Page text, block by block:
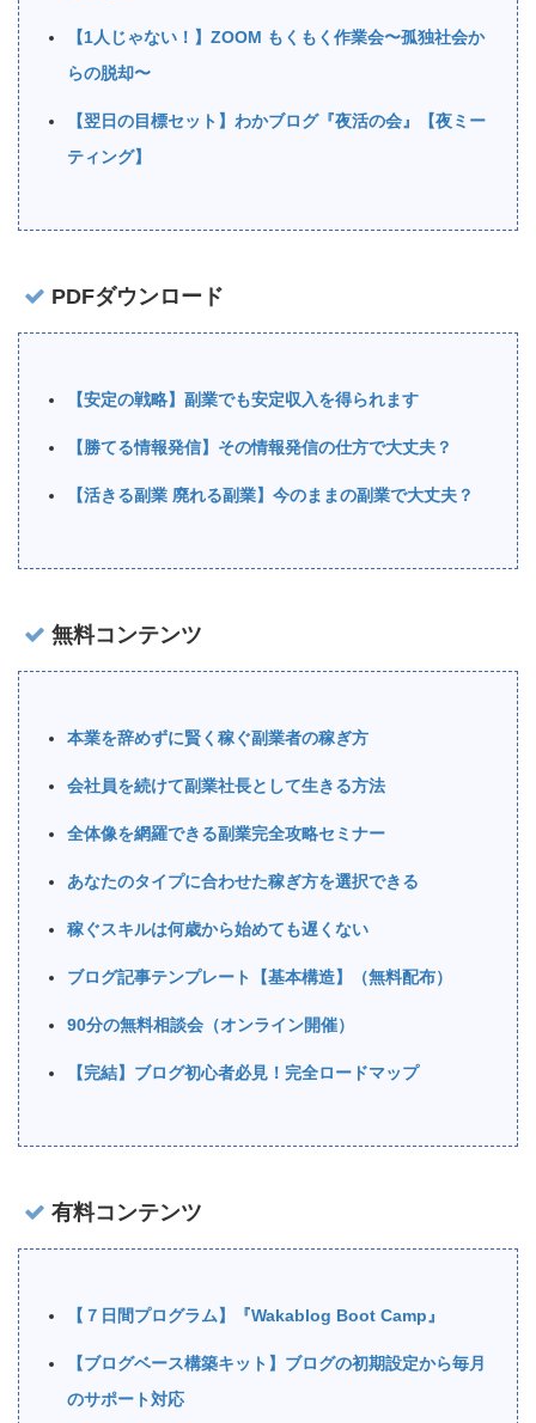
【1人じゃない！】ZOOM もくもく作業会〜孤独社会か
らの脱却〜
【翌日の目標セット】わかブログ『夜活の会』【夜ミー
ティング】
PDFダウンロード
【安定の戦略】副業でも安定収入を得られます
【勝てる情報発信】その情報発信の仕方で大丈夫？
【活きる副業 廃れる副業】今のままの副業で大丈夫？
無料コンテンツ
本業を辞めずに賢く稼ぐ副業者の稼ぎ方
会社員を続けて副業社長として生きる方法
全体像を網羅できる副業完全攻略セミナー
あなたのタイプに合わせた稼ぎ方を選択できる
稼ぐスキルは何歳から始めても遅くない
ブログ記事テンプレート【基本構造】（無料配布）
90分の無料相談会（オンライン開催）
【完結】ブログ初心者必見！完全ロードマップ
有料コンテンツ
【７日間プログラム】『Wakablog Boot Camp』
【ブログベース構築キット】ブログの初期設定から毎月
のサポート対応